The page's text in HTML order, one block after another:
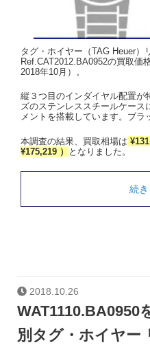
タグ・ホイヤー（TAG Heuer）
Ref.CAT2012.BA0952の買取価
2018年10月）。
縦３つ目のインダイヤル配置が
ズのステンレススチールケー
メントを搭載しています。ブラ
本調査の結果、買取相場は
¥175,219 ）
となりました。
続
2018.10.26
WAT1110.BA0950
別タグ・ホイヤー